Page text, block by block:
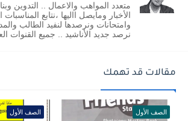
متعدد المواهب والاعمال .. التدوين
الأخبار ومايصل االيها ،نتابع المناسبات
وامتحانات ونرصدها لنفيد الطالب
نرصد جديد الأناشيد .. جميع القنوات
مقالات قد تهمك
الصف الأول الصف الأول